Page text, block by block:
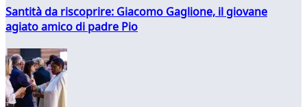
Santità da riscoprire: Giacomo Gaglione, il giovane
agiato amico di padre Pio